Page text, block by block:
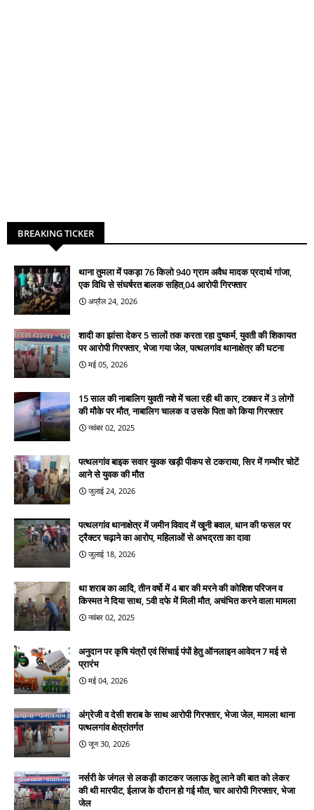
BREAKING TICKER
थाना तुमला में पकड़ा 76 किलो 940 ग्राम अवैध मादक प्रदार्थ गांजा,
एक विधि से संघर्षरत बालक सहित,04 आरोपी गिरफ्तार
अप्रैल 24, 2026
शादी का झांसा देकर 5 सालों तक करता रहा दुष्कर्म, युवती की शिकायत
पर आरोपी गिरफ्तार, भेजा गया जेल, पत्थलगांव थानाक्षेत्र की घटना
मई 05, 2026
15 साल की नाबालिग युवती नशे में चला रही थी कार, टक्कर में 3 लोगों
की मौके पर मौत, नाबालिग चालक व उसके पिता को किया गिरफ्तार
नवंबर 02, 2025
पत्थलगांव बाइक सवार युवक खड़ी पीकप से टकराया, सिर में गम्भीर चोटें
आने से युवक की मौत
जुलाई 24, 2026
पत्थलगांव थानाक्षेत्र में जमीन विवाद में खूनी बवाल, धान की फसल पर
ट्रैक्टर चढ़ाने का आरोप, महिलाओं से अभद्रता का दावा
जुलाई 18, 2026
था शराब का आदि, तीन वर्षो में 4 बार की मरने की कोशिश परिजन व
किस्मत ने दिया साथ, 5वी दफे में मिली मौत, अचंभित करने वाला मामला
नवंबर 02, 2025
अनुदान पर कृषि यंत्रों एवं सिंचाई पंपों हेतु ऑनलाइन आवेदन 7 मई से
प्रारंभ
मई 04, 2026
अंग्रेजी व देसी शराब के साथ आरोपी गिरफ्तार, भेजा जेल, मामला थाना
पत्थलगांव क्षेत्रांतर्गत
जून 30, 2026
नर्सरी के जंगल से लकड़ी काटकर जलाऊ हेतु लाने की बात को लेकर
की थी मारपीट, ईलाज के दौरान हो गई मौत, चार आरोपी गिरफ्तार, भेजा
जेल